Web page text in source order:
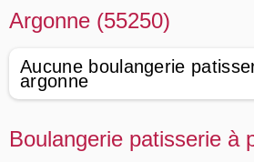
Argonne (55250)
Aucune boulangerie
argonne
Boulangerie patisserie à